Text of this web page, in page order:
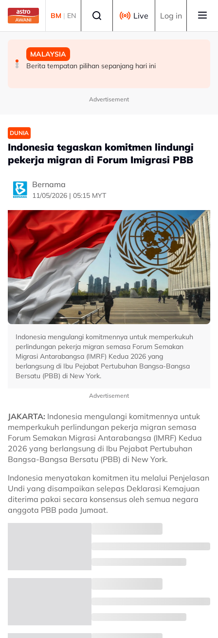
Skip to main content
BM | EN Live Log in
MALAYSIA
Pengacara, ahli perniagaan ditahan bantu siasatan
DUNIA
PM Thailand arah undang-undang senjata api diperketat
MALAYSIA
Berita tempatan pilihan sepanjang hari ini
Advertisement
DUNIA
Indonesia tegaskan komitmen lindungi
pekerja migran di Forum Imigrasi PBB
Bernama
11/05/2026 | 05:15 MYT
Indonesia mengulangi komitmennya untuk memperkukuh
perlindungan pekerja migran semasa Forum Semakan
Migrasi Antarabangsa (IMRF) Kedua 2026 yang
berlangsung di Ibu Pejabat Pertubuhan Bangsa-Bangsa
Bersatu (PBB) di New York.
Advertisement
JAKARTA: Indonesia mengulangi komitmennya untuk
memperkukuh perlindungan pekerja migran semasa
Forum Semakan Migrasi Antarabangsa (IMRF) Kedua
2026 yang berlangsung di Ibu Pejabat Pertubuhan
Bangsa-Bangsa Bersatu (PBB) di New York.
Indonesia menyatakan komitmen itu melalui Penjelasan
Undi yang disampaikan selepas Deklarasi Kemajuan
diterima pakai secara konsensus oleh semua negara
anggota PBB pada Jumaat.